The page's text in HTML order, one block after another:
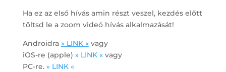
Ha ez az első hívás amin részt veszel, kezdés előtt
töltsd le a zoom videó hívás alkalmazását!
Androidra » LINK «vagy
iOS-re (apple) » LINK «vagy
PC-re.» LINK «